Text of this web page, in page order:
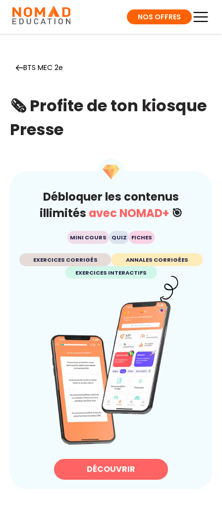
NOS OFFRES
BTS MEC 2e
🗞️ Profite de ton kiosque
Presse
Débloquer les contenus
illimités avec NOMAD+ 🎯
MINI COURS QUIZ FICHES
EXERCICES CORRIGÉS
ANNALES CORRIGÉES
EXERCICES INTERACTIFS
DÉCOUVRIR